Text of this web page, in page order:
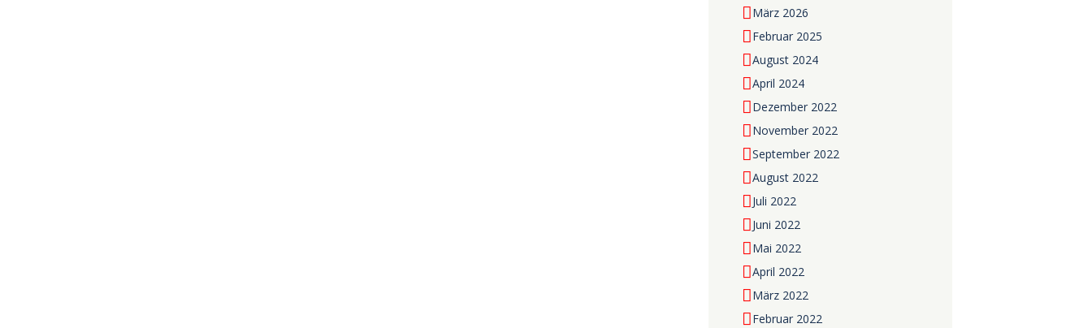
März 2026
Februar 2025
August 2024
April 2024
Dezember 2022
November 2022
September 2022
August 2022
Juli 2022
Juni 2022
Mai 2022
April 2022
März 2022
Februar 2022